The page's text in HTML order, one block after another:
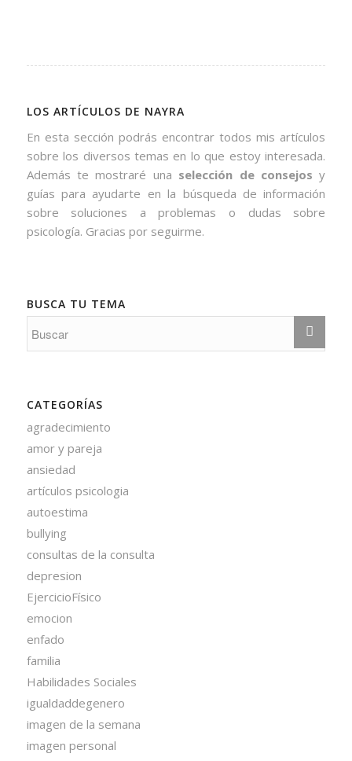
LOS ARTÍCULOS DE NAYRA
En esta sección podrás encontrar todos mis artículos
sobre los diversos temas en lo que estoy interesada.
Además te mostraré una selección de consejos y
guías para ayudarte en la búsqueda de información
sobre soluciones a problemas o dudas sobre
psicología. Gracias por seguirme.
BUSCA TU TEMA
CATEGORÍAS
agradecimiento
amor y pareja
ansiedad
artículos psicologia
autoestima
bullying
consultas de la consulta
depresion
EjercicioFísico
emocion
enfado
familia
Habilidades Sociales
igualdaddegenero
imagen de la semana
imagen personal